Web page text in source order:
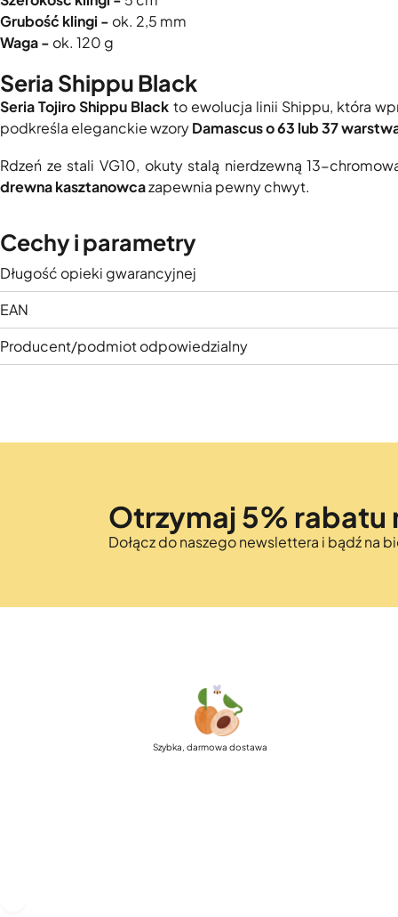
Grubość klingi - ok. 2,5 mm
Waga - ok. 120 g
Seria Shippu Black
Seria Tojiro Shippu Black to ewolucja linii Shippu, która
podkreśla eleganckie wzoryDamascus o 63 lub 37
Rdzeń ze stali VG10, okuty stalą nierdzewną 13-
drewna kasztanowcazapewnia pewny chwyt.
Cechy i parametry
Długość opieki gwarancyjnej
EAN
Producent/podmiot odpowiedzialny
Otrzymaj 5% rabatu
Dołącz do naszego newslettera i bądź na
Szybka, darmowa dostawa